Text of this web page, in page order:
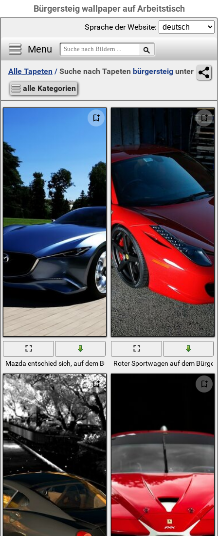
Bürgersteig wallpaper auf Arbeitstisch
Menu
Sprache der Website:
Alle Tapeten / Suche nach Tapeten bürgersteig unter
alle Kategorien
Mazda entschied sich, auf dem Bürgersteig zu fahren
Roter Sportwagen auf dem